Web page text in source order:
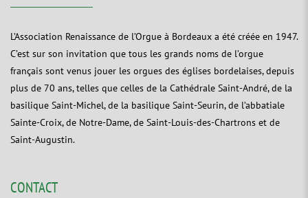
L’Association Renaissance de l’Orgue à Bordeaux a été créée en 1947.
C’est sur son invitation que tous les grands noms de l’orgue
français sont venus jouer les orgues des églises bordelaises, depuis
plus de 70 ans, telles que celles de la Cathédrale Saint-André, de la
basilique Saint-Michel, de la basilique Saint-Seurin, de l’abbatiale
Sainte-Croix, de Notre-Dame, de Saint-Louis-des-Chartrons et de
Saint-Augustin.
CONTACT